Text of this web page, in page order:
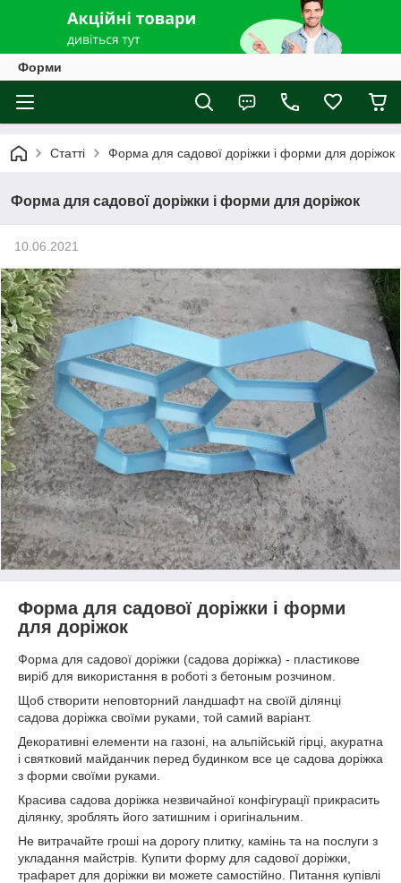
Форми
Статті Форма для садової доріжки і форми для доріжок
Форма для садової доріжки і форми для доріжок
10.06.2021
Форма для садової доріжки і форми
для доріжок
Форма для садової доріжки (садова доріжка) - пластикове
виріб для використання в роботі з бетоным розчином.
Щоб створити неповторний ландшафт на своїй ділянці
садова доріжка своїми руками, той самий варіант.
Декоративні елементи на газоні, на альпійській гірці, акуратна
і святковий майданчик перед будинком все це садова доріжка
з форми своїми руками.
Красива садова доріжка незвичайної конфігурації прикрасить
ділянку, зроблять його затишним і оригінальним.
Не витрачайте гроші на дорогу плитку, камінь та на послуги з
укладання майстрів. Купити форму для садової доріжки,
трафарет для доріжки ви можете самостійно. Питання купівлі